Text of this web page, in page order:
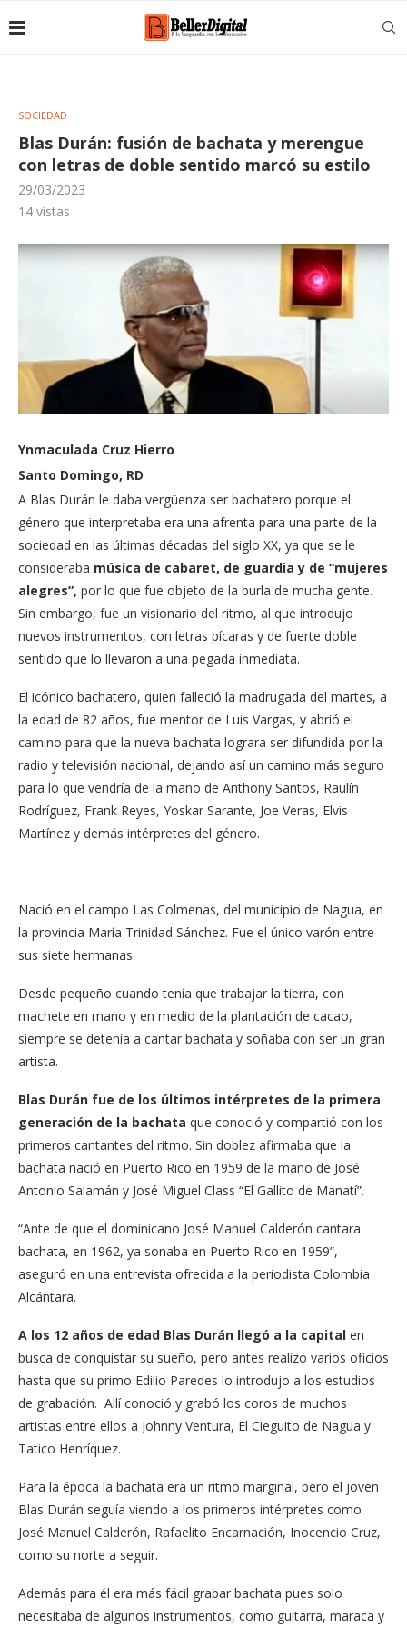
SOCIEDAD
Blas Durán: fusión de bachata y merengue
con letras de doble sentido marcó su estilo
29/03/2023
14 vistas
Ynmaculada Cruz Hierro
Santo Domingo, RD
A Blas Durán le daba vergüenza ser bachatero porque el
género que interpretaba era una afrenta para una parte de la
sociedad en las últimas décadas del siglo XX, ya que se le
consideraba música de cabaret, de guardia y de “mujeres
alegres”, por lo que fue objeto de la burla de mucha gente.
Sin embargo, fue un visionario del ritmo, al que introdujo
nuevos instrumentos, con letras pícaras y de fuerte doble
sentido que lo llevaron a una pegada inmediata.
El icónico bachatero, quien falleció la madrugada del martes, a
la edad de 82 años, fue mentor de Luis Vargas, y abrió el
camino para que la nueva bachata lograra ser difundida por la
radio y televisión nacional, dejando así un camino más seguro
para lo que vendría de la mano de Anthony Santos, Raulín
Rodríguez, Frank Reyes, Yoskar Sarante, Joe Veras, Elvis
Martínez y demás intérpretes del género.
Nació en el campo Las Colmenas, del municipio de Nagua, en
la provincia María Trinidad Sánchez. Fue el único varón entre
sus siete hermanas.
Desde pequeño cuando tenía que trabajar la tierra, con
machete en mano y en medio de la plantación de cacao,
siempre se detenía a cantar bachata y soñaba con ser un gran
artista.
Blas Durán fue de los últimos intérpretes de la primera
generación de la bachata que conoció y compartió con los
primeros cantantes del ritmo. Sin doblez afirmaba que la
bachata nació en Puerto Rico en 1959 de la mano de José
Antonio Salamán y José Miguel Class “El Gallito de Manatí”.
“Ante de que el dominicano José Manuel Calderón cantara
bachata, en 1962, ya sonaba en Puerto Rico en 1959”,
aseguró en una entrevista ofrecida a la periodista Colombia
Alcántara.
A los 12 años de edad Blas Durán llegó a la capital en
busca de conquistar su sueño, pero antes realizó varios oficios
hasta que su primo Edilio Paredes lo introdujo a los estudios
de grabación. Allí conoció y grabó los coros de muchos
artistas entre ellos a Johnny Ventura, El Cieguito de Nagua y
Tatico Henríquez.
Para la época la bachata era un ritmo marginal, pero el joven
Blas Durán seguía viendo a los primeros intérpretes como
José Manuel Calderón, Rafaelito Encarnación, Inocencio Cruz,
como su norte a seguir.
Además para él era más fácil grabar bachata pues solo
necesitaba de algunos instrumentos, como guitarra, maraca y